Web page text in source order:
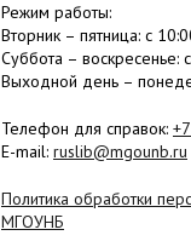
Режим работы:
Вторник – пятница: с
Суббота – воскресенье:
Выходной день –
Телефон для справок:
E-mail: ruslib@mgounb.ru
Политика обработки
МГОУНБ